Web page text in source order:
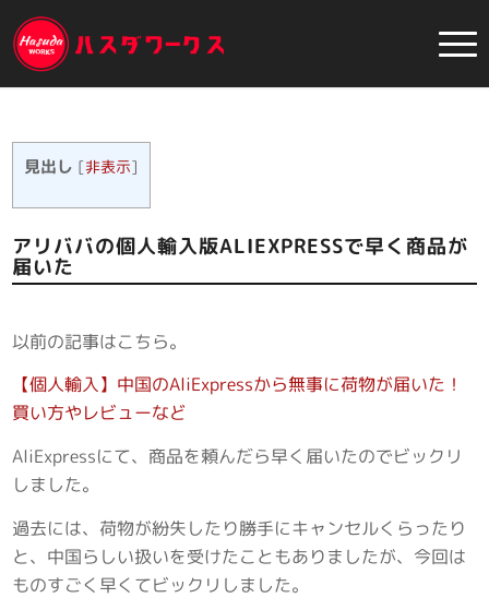
見出し [非表示]
アリババの個人輸入版ALIEXPRESSで早く商品が
届いた
以前の記事はこちら。
【個人輸入】中国のAliExpressから無事に荷物が届いた！
買い方やレビューなど
AliExpressにて、商品を頼んだら早く届いたのでビックリ
しました。
過去には、荷物が紛失したり勝手にキャンセルくらったり
と、中国らしい扱いを受けたこともありましたが、今回は
ものすごく早くてビックリしました。